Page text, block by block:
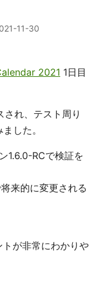
11-30
2021 1日目
れ、テスト周り
した。
RCで検証を
来的に変更される
が非常にわかりや